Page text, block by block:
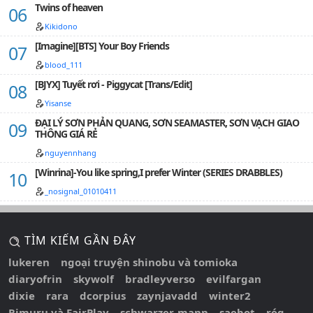
Twins of heaven
Kikidono
[Imagine][BTS] Your Boy Friends
blood_111
[BJYX] Tuyết rơi - Piggycat [Trans/Edit]
Yisanse
ĐẠI LÝ SƠN PHẢN QUANG, SƠN SEAMASTER, SƠN VẠCH GIAO
THÔNG GIÁ RẺ
nguyennhang
[Winrina]-You like spring,I prefer Winter (SERIES DRABBLES)
_nosignal_01010411
TÌM KIẾM GẦN ĐÂY
lukeren
ngoại truyện shinobu và tomioka
diaryofrin
skywolf bradleyverso
evilfargan
dixie
rara dcorpius zaynjavadd
winter2